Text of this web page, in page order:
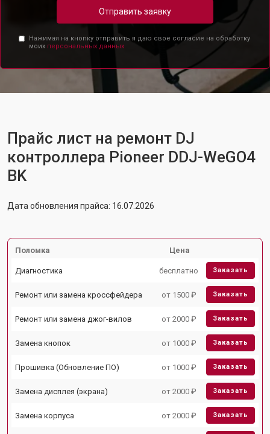
Отправить заявку
Нажимая на кнопку отправить я даю свое согласие на обработку
моих персональных данных.
Прайс лист на ремонт DJ
контроллера Pioneer DDJ-WeGO4
BK
Дата обновления прайса: 16.07.2026
Поломка Цена
Диагностика бесплатно Заказать
Ремонт или замена кроссфейдера от 1500 ₽ Заказать
Ремонт или замена джог-вилов от 2000 ₽ Заказать
Замена кнопок от 1000 ₽ Заказать
Прошивка (Обновление ПО) от 1000 ₽ Заказать
Замена дисплея (экрана) от 2000 ₽ Заказать
Замена корпуса от 2000 ₽ Заказать